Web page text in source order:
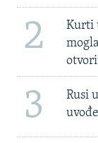
2
Kurti
3
Rusi